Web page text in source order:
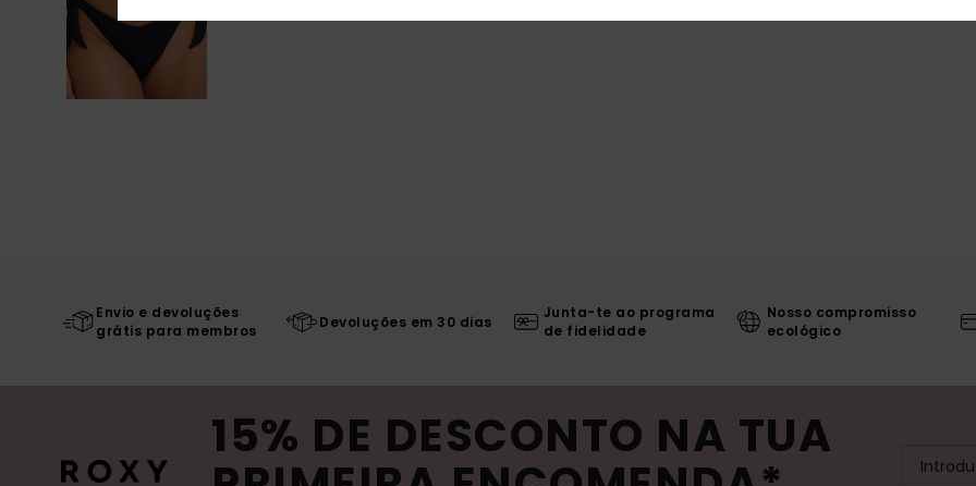
Envio e devoluções
grátis para membros
Devoluções em 30 dias
Junta-te ao programa
de fidelidade
Nosso compromisso
ecológico
15% DE DESCONTO NA TUA